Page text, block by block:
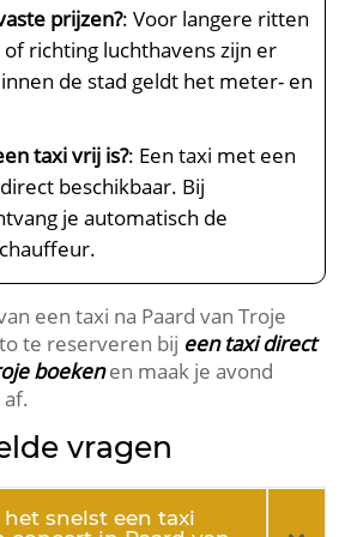
prijzen?: Voor langere ritten
richting luchthavens zijn er
de stad geldt het meter- en
taxi vrij is?: Een taxi met een
beschikbaar. Bij
je automatisch de
een taxi na Paard van Troje
te reserveren bij een taxi direct
boekenen maak je avond
vragen
het snelst een taxi